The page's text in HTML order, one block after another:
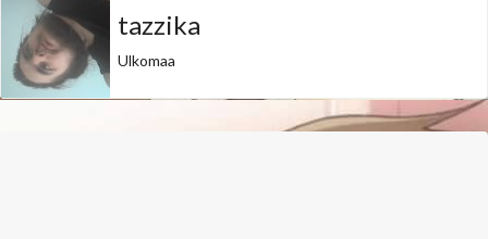
tazzika
Ulkomaa